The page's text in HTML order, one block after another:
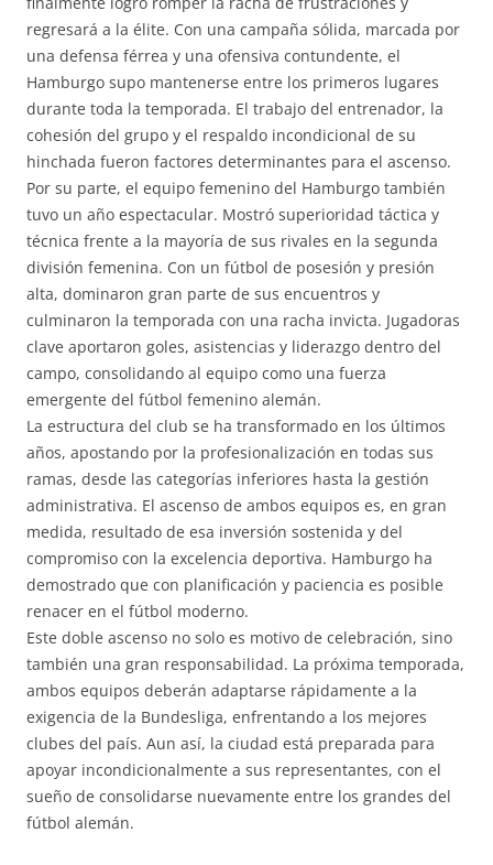
regresará a la élite. Con una campaña sólida, marcada por
una defensa férrea y una ofensiva contundente, el
Hamburgo supo mantenerse entre los primeros lugares
durante toda la temporada. El trabajo del entrenador, la
cohesión del grupo y el respaldo incondicional de su
hinchada fueron factores determinantes para el ascenso.
Por su parte, el equipo femenino del Hamburgo también
tuvo un año espectacular. Mostró superioridad táctica y
técnica frente a la mayoría de sus rivales en la segunda
división femenina. Con un fútbol de posesión y presión
alta, dominaron gran parte de sus encuentros y
culminaron la temporada con una racha invicta. Jugadoras
clave aportaron goles, asistencias y liderazgo dentro del
campo, consolidando al equipo como una fuerza
emergente del fútbol femenino alemán.
La estructura del club se ha transformado en los últimos
años, apostando por la profesionalización en todas sus
ramas, desde las categorías inferiores hasta la gestión
administrativa. El ascenso de ambos equipos es, en gran
medida, resultado de esa inversión sostenida y del
compromiso con la excelencia deportiva. Hamburgo ha
demostrado que con planificación y paciencia es posible
renacer en el fútbol moderno.
Este doble ascenso no solo es motivo de celebración, sino
también una gran responsabilidad. La próxima temporada,
ambos equipos deberán adaptarse rápidamente a la
exigencia de la Bundesliga, enfrentando a los mejores
clubes del país. Aun así, la ciudad está preparada para
apoyar incondicionalmente a sus representantes, con el
sueño de consolidarse nuevamente entre los grandes del
fútbol alemán.